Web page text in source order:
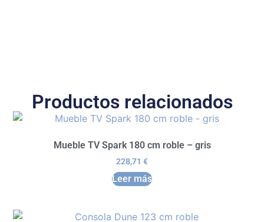
Productos relacionados
Mueble TV Spark 180 cm roble – gris
228,71 €
Leer más